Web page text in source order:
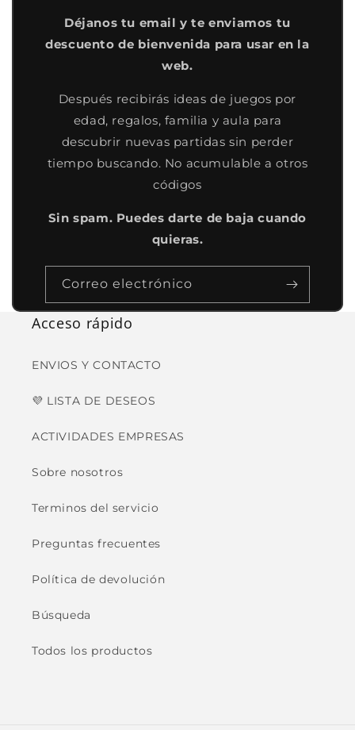
Déjanos tu email y te enviamos tu
descuento de bienvenida para usar en la
web.
Después recibirás ideas de juegos por
edad, regalos, familia y aula para
descubrir nuevas partidas sin perder
tiempo buscando. No acumulable a otros
códigos
Sin spam. Puedes darte de baja cuando
quieras.
Correo electrónico
Acceso rápido
ENVIOS Y CONTACTO
💜 LISTA DE DESEOS
ACTIVIDADES EMPRESAS
Sobre nosotros
Terminos del servicio
Preguntas frecuentes
Política de devolución
Búsqueda
Todos los productos